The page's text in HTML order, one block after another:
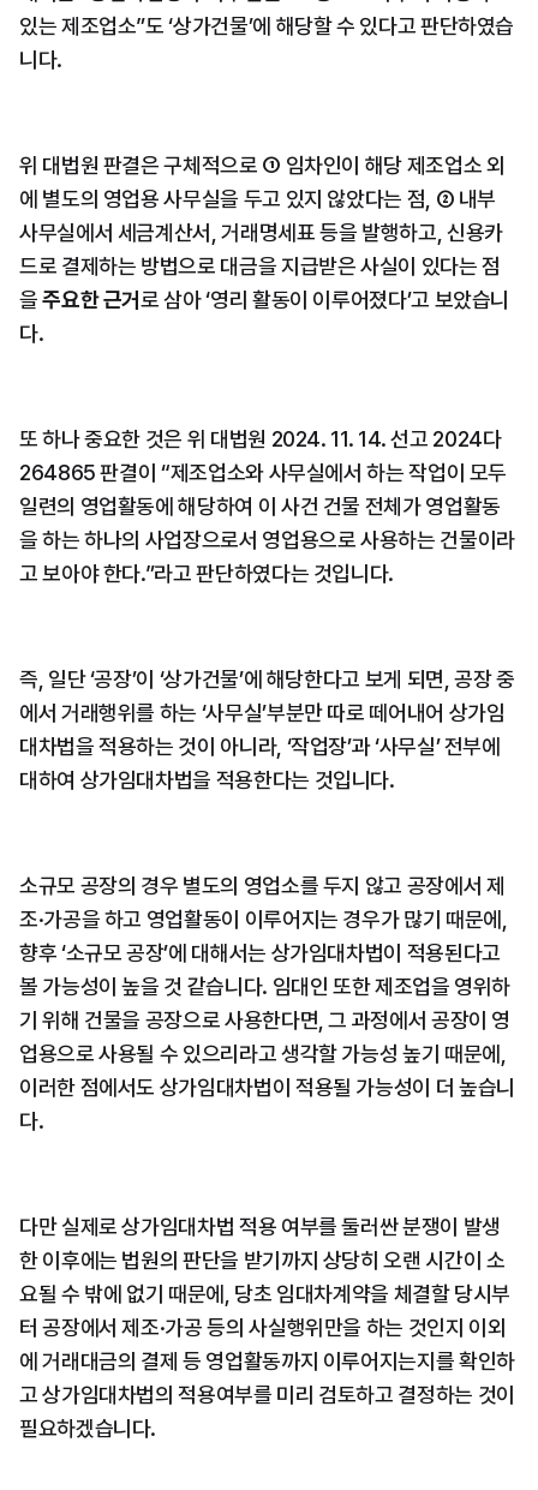
있는 제조업소”도 ‘상가건물’에 해당할 수 있다고 판단하였습
니다.
위 대법원 판결은 구체적으로 ① 임차인이 해당 제조업소 외
에 별도의 영업용 사무실을 두고 있지 않았다는 점, ② 내부
사무실에서 세금계산서, 거래명세표 등을 발행하고, 신용카
드로 결제하는 방법으로 대금을 지급받은 사실이 있다는 점
을 주요한 근거로 삼아 ‘영리 활동이 이루어졌다’고 보았습니
다.
또 하나 중요한 것은 위 대법원 2024. 11. 14. 선고 2024다
264865 판결이 “제조업소와 사무실에서 하는 작업이 모두
일련의 영업활동에 해당하여 이 사건 건물 전체가 영업활동
을 하는 하나의 사업장으로서 영업용으로 사용하는 건물이라
고 보아야 한다.”라고 판단하였다는 것입니다.
즉, 일단 ‘공장’이 ‘상가건물’에 해당한다고 보게 되면, 공장 중
에서 거래행위를 하는 ‘사무실’부분만 따로 떼어내어 상가임
대차법을 적용하는 것이 아니라, ‘작업장’과 ‘사무실’ 전부에
대하여 상가임대차법을 적용한다는 것입니다.
소규모 공장의 경우 별도의 영업소를 두지 않고 공장에서 제
조·가공을 하고 영업활동이 이루어지는 경우가 많기 때문에,
향후 ‘소규모 공장’에 대해서는 상가임대차법이 적용된다고
볼 가능성이 높을 것 같습니다. 임대인 또한 제조업을 영위하
기 위해 건물을 공장으로 사용한다면, 그 과정에서 공장이 영
업용으로 사용될 수 있으리라고 생각할 가능성 높기 때문에,
이러한 점에서도 상가임대차법이 적용될 가능성이 더 높습니
다.
다만 실제로 상가임대차법 적용 여부를 둘러싼 분쟁이 발생
한 이후에는 법원의 판단을 받기까지 상당히 오랜 시간이 소
요될 수 밖에 없기 때문에, 당초 임대차계약을 체결할 당시부
터 공장에서 제조·가공 등의 사실행위만을 하는 것인지 이외
에 거래대금의 결제 등 영업활동까지 이루어지는지를 확인하
고 상가임대차법의 적용여부를 미리 검토하고 결정하는 것이
필요하겠습니다.